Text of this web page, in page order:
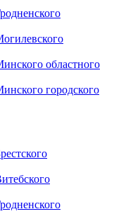
областного
городского